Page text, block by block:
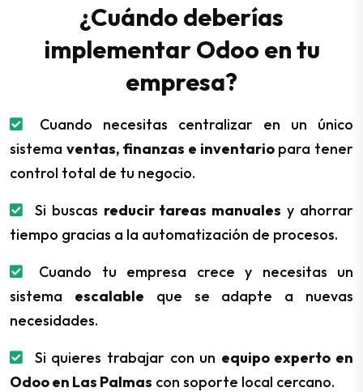
¿Cuándo deberías
implementar Odoo en tu
empresa?
Cuando necesitas centralizar en un único
sistema ventas, finanzas e inventariopara tener
control total de tu negocio.
Si buscas reducir tareas manuales y ahorrar
tiempo gracias a la automatización de procesos.
Cuando tu empresa crece y necesitas un
sistema escalable que se adapte a nuevas
necesidades.
Si quieres trabajar con un equipo experto en
Odoo en Las Palmas con soporte local cercano.